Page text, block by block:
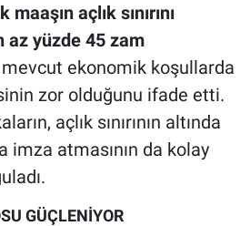
açlık sınırını
az yüzde 45 zam
ekonomik koşullarda
zor olduğunu ifade etti.
açlık sınırının altında
imza atmasının da kolay
GÜÇLENİYOR